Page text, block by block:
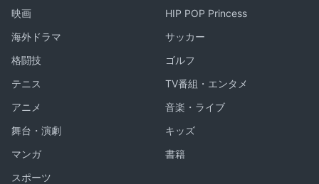
映画
HIP POP Princess
海外ドラマ
サッカー
格闘技
ゴルフ
テニス
TV番組・エンタメ
アニメ
音楽・ライブ
舞台・演劇
キッズ
マンガ
書籍
スポーツ